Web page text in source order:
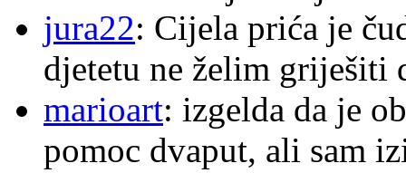
jura22: Cijela prića je
djetetu ne želim griješiti
marioart: izgelda da je
pomoc dvaput, ali sam